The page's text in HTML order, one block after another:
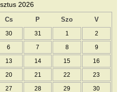
2026
Cs P Szo V
30 31 1 2
6 7 8 9
13 14 15 16
20 21 22 23
27 28 29 30